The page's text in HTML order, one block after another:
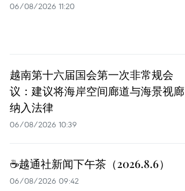
06/08/2026 11:20
越南第十六届国会第一次非常规会
议：建议将海岸空间廊道与海景视廊
纳入法律
06/08/2026 10:39
☕️越通社新闻下午茶（2026.8.6）
06/08/2026 09:42